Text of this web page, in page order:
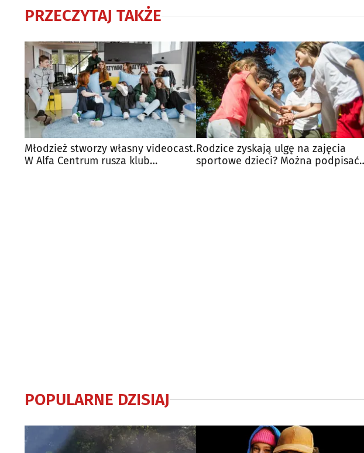
PRZECZYTAJ TAKŻE
Młodzież stworzy własny videocast.
W Alfa Centrum rusza klub
Rodzice zyskają ulgę na zajęcia
sportowe dzieci? Można podpisać
POPULARNE DZISIAJ